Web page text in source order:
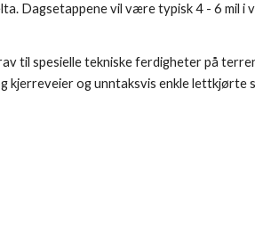
Dagsetappene vil være typisk 4 - 6 mil i
til spesielle tekniske ferdigheter på
kjerreveier og unntaksvis enkle lettkjørte